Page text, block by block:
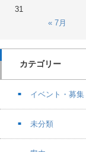
31
« 7月
カテゴリー
イベント・募集
未分類